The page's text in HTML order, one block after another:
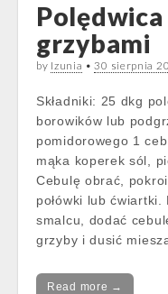
Polędwica
grzybami
by Izunia •30 sierpnia
Składniki: 25 dkg
borowików lub
pomidorowego 1
mąka koperek sól,
Cebulę obrać,
połówki lub
smalcu, dodać
grzyby i dusić
Read more →